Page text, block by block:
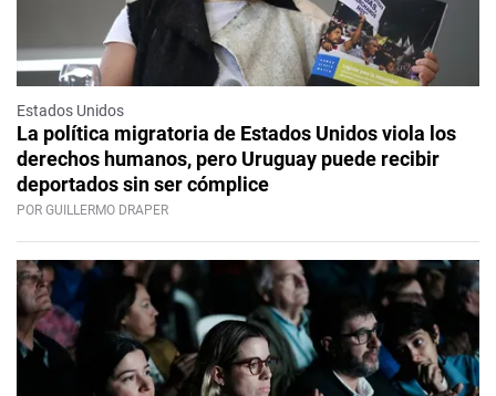
Estados Unidos
La política migratoria de Estados Unidos viola los
derechos humanos, pero Uruguay puede recibir
deportados sin ser cómplice
POR GUILLERMO DRAPER